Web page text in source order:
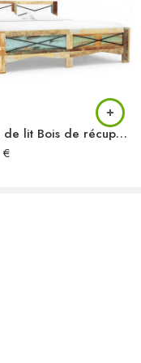
Cadre de lit Bois de récupération massif 140 x 200 cm
€